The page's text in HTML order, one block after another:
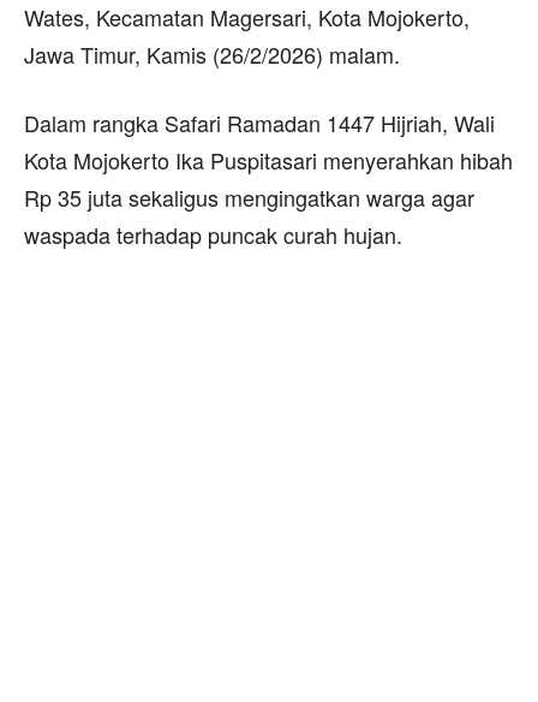
Wates, Kecamatan Magersari, Kota Mojokerto,
Jawa Timur, Kamis (26/2/2026) malam.
Dalam rangka Safari Ramadan 1447 Hijriah, Wali
Kota Mojokerto Ika Puspitasari menyerahkan hibah
Rp 35 juta sekaligus mengingatkan warga agar
waspada terhadap puncak curah hujan.